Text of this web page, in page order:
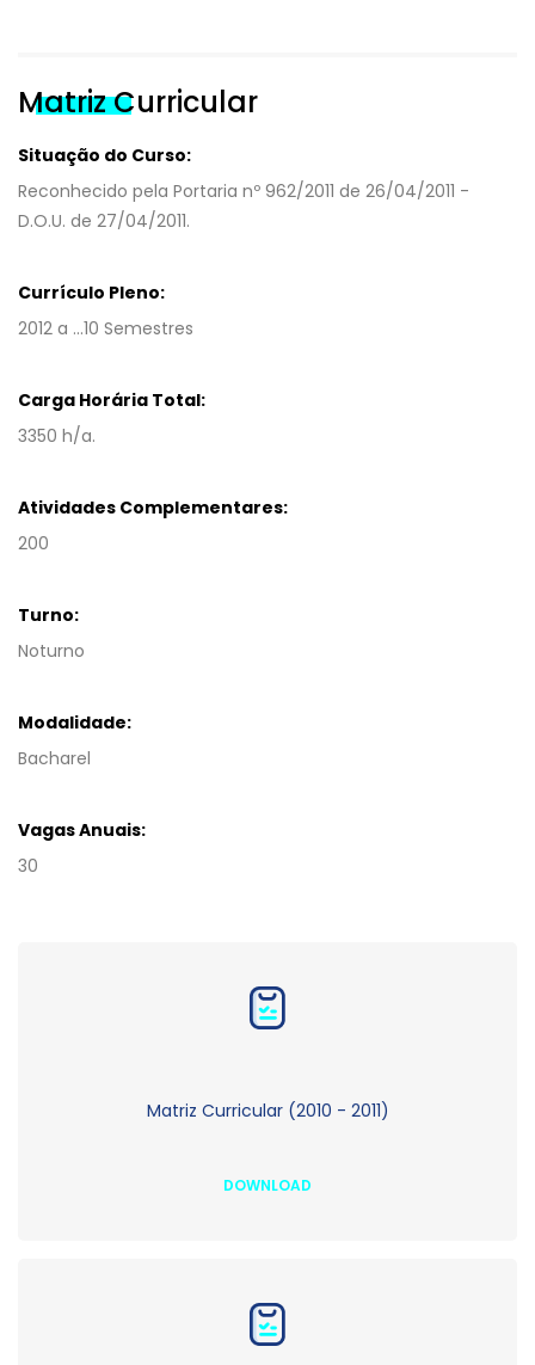
Matriz Curricular
Situação do Curso:
Reconhecido pela Portaria nº 962/2011 de 26/04/2011 -
D.O.U. de 27/04/2011.
Currículo Pleno:
2012 a ...10 Semestres
Carga Horária Total:
3350 h/a.
Atividades Complementares:
200
Turno:
Noturno
Modalidade:
Bacharel
Vagas Anuais:
30
Matriz Curricular (2010 - 2011)
DOWNLOAD